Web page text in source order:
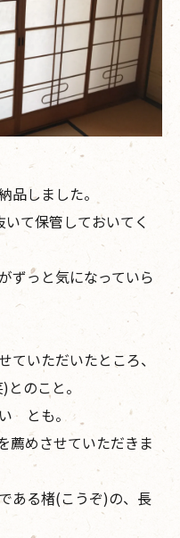
品しました。
て保管しておいてく
ずっと気になっていら
ていただいたところ、
のこと。
とも。
薦めさせていただきま
ある楮(こうぞ)の、長